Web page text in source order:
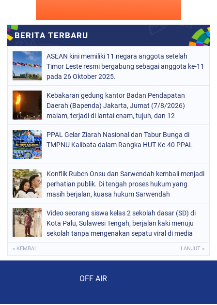
ASEAN kini memiliki 11 negara anggota setelah
Timor Leste resmi bergabung sebagai anggota ke-11
pada 26 Oktober 2025.
Kebakaran gedung kantor Badan Pendapatan
Daerah (Bapenda) Jakarta, Jumat (7/8/2026)
malam, terjadi di lantai enam, tujuh, dan 12
PPAL Gelar Ziarah Nasional dan Tabur Bunga di
TMPNU Kalibata dalam Rangka HUT Ke-40 PPAL
Konflik Ruben Onsu dan Sarwendah kembali menjadi
perhatian publik. Di tengah proses hukum yang
masih berjalan, kuasa hukum Sarwendah
Video seorang siswa kelas 2 sekolah dasar (SD) di
Kota Palu, Sulawesi Tengah, berjalan kaki menuju
sekolah tanpa mengenakan sepatu viral di media
« KEMBALI LANJUT »
OFF AIR